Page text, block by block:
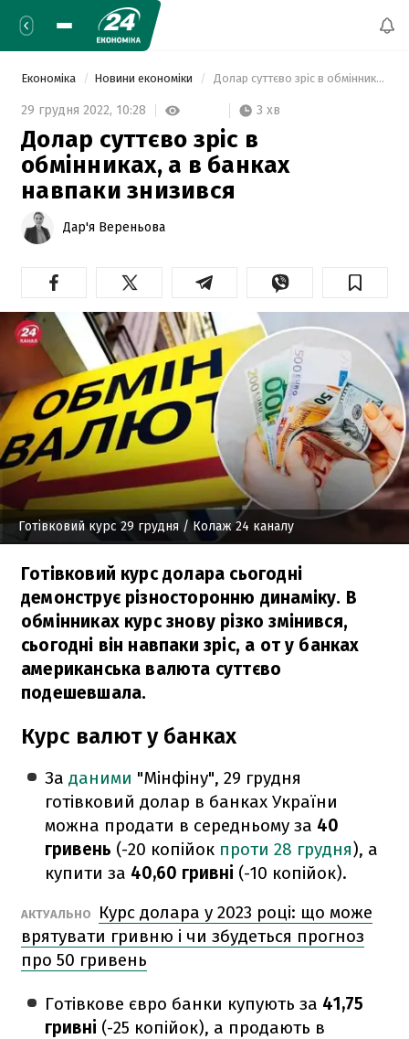
Економіка Новини економіки Долар суттєво зріс в обмінниках, а в банках навпаки знизився
29 грудня 2022, 10:28 3 хв
Долар суттєво зріс в
обмінниках, а в банках
навпаки знизився
Дар'я Вереньова
Готівковий курс 29 грудня / Колаж 24 каналу
Готівковий курс долара сьогодні
демонструє різносторонню динаміку. В
обмінниках курс знову різко змінився,
сьогодні він навпаки зріс, а от у банках
американська валюта суттєво
подешевшала.
Курс валют у банках
За даними "Мінфіну", 29 грудня
готівковий долар в банках України
можна продати в середньому за 40
гривень (-20 копійок проти 28 грудня), а
купити за 40,60 гривні (-10 копійок).
АКТУАЛЬНО
Курс долара у 2023 році: що може
врятувати гривню і чи збудеться прогноз
про 50 гривень
Готівкове євро банки купують за 41,75
гривні (-25 копійок), а продають в